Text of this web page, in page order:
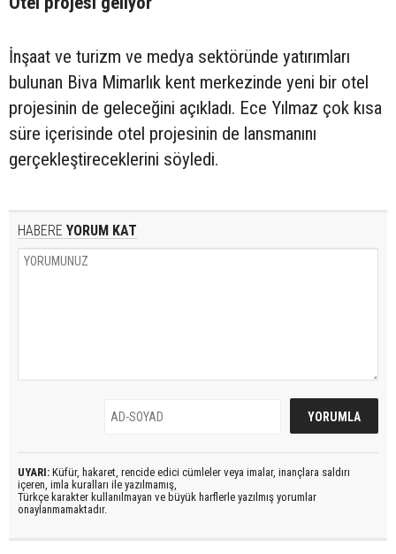
İnşaat ve turizm ve medya sektöründe yatırımları
bulunan Biva Mimarlık kent merkezinde yeni bir otel
projesinin de geleceğini açıkladı. Ece Yılmaz çok kısa
süre içerisinde otel projesinin de lansmanını
gerçekleştireceklerini söyledi.
HABERE YORUM KAT
UYARI: Küfür, hakaret, rencide edici cümleler veya imalar, inançlara saldırı
içeren, imla kuralları ile yazılmamış,
Türkçe karakter kullanılmayan ve büyük harflerle yazılmış yorumlar
onaylanmamaktadır.